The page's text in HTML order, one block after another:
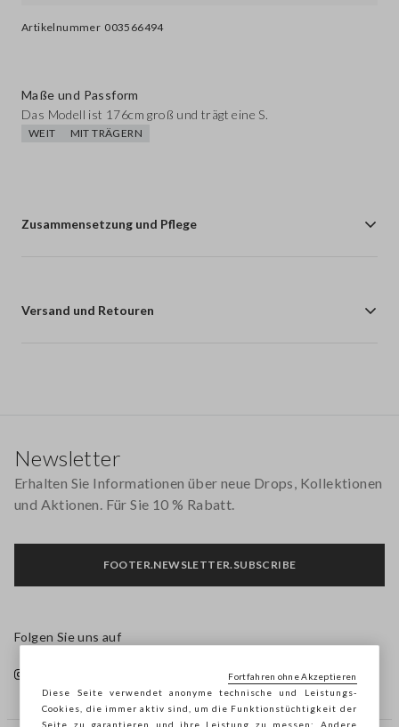
Artikelnummer 003566494
Maße und Passform
Das Modell ist 176cm groß und trägt eine S.
WEIT MIT TRÄGERN
Zusammensetzung und Pflege
Versand und Retouren
Newsletter
Erhalten Sie Informationen über neue Drops, Kollektionen
und Aktionen. Für Sie 10 % Rabatt.
FOOTER.NEWSLETTER.SUBSCRIBE
Folgen Sie uns auf
Diese Seite verwendet anonyme technische und Leistungs-
Cookies, die immer aktiv sind, um die Funktionstüchtigkeit der
Seite zu garantieren und ihre Leistung zu messen; Andere
Fortfahren ohne Akzeptieren